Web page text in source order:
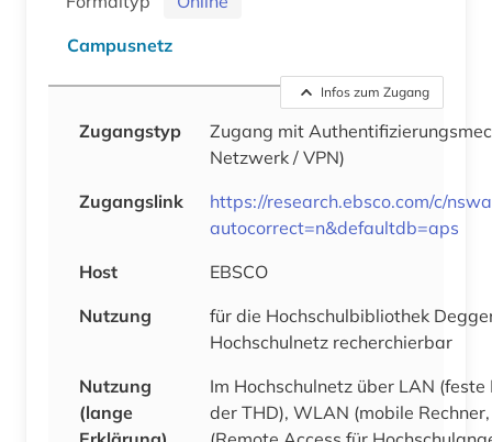
Campusnetz
Infos zum Zugang
Zugangstyp
Zugang mit
Netzwerk / VPN)
Zugangslink
https://research.ebsco.com/c/
autocorrect=n&defaultdb=aps
Host
EBSCO
Nutzung
für die Hochschulbibliothek
Hochschulnetz recherchierbar
Nutzung
(lange
Im Hochschulnetz über LAN (feste
der THD), WLAN (mobile